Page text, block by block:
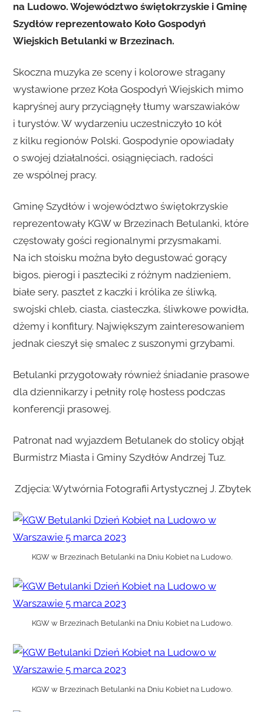
na Ludowo. Województwo świętokrzyskie i Gminę
Szydłów reprezentowało Koło Gospodyń
Wiejskich Betulanki w Brzezinach.
Skoczna muzyka ze sceny i kolorowe stragany
wystawione przez Koła Gospodyń Wiejskich mimo
kapryśnej aury przyciągnęły tłumy warszawiaków
i turystów. W wydarzeniu uczestniczyło 10 kół
z kilku regionów Polski. Gospodynie opowiadały
o swojej działalności, osiągnięciach, radości
ze wspólnej pracy.
Gminę Szydłów i województwo świętokrzyskie
reprezentowały KGW w Brzezinach Betulanki, które
częstowały gości regionalnymi przysmakami.
Na ich stoisku można było degustować gorący
bigos, pierogi i paszteciki z różnym nadzieniem,
białe sery, pasztet z kaczki i królika ze śliwką,
swojski chleb, ciasta, ciasteczka, śliwkowe powidła,
dżemy i konfitury. Największym zainteresowaniem
jednak cieszył się smalec z suszonymi grzybami.
Betulanki przygotowały również śniadanie prasowe
dla dziennikarzy i pełniły rolę hostess podczas
konferencji prasowej.
Patronat nad wyjazdem Betulanek do stolicy objął
Burmistrz Miasta i Gminy Szydłów Andrzej Tuz.
Zdjęcia: Wytwórnia Fotografii Artystycznej J. Zbytek
KGW w Brzezinach Betulanki na Dniu Kobiet na Ludowo.
KGW w Brzezinach Betulanki na Dniu Kobiet na Ludowo.
KGW w Brzezinach Betulanki na Dniu Kobiet na Ludowo.